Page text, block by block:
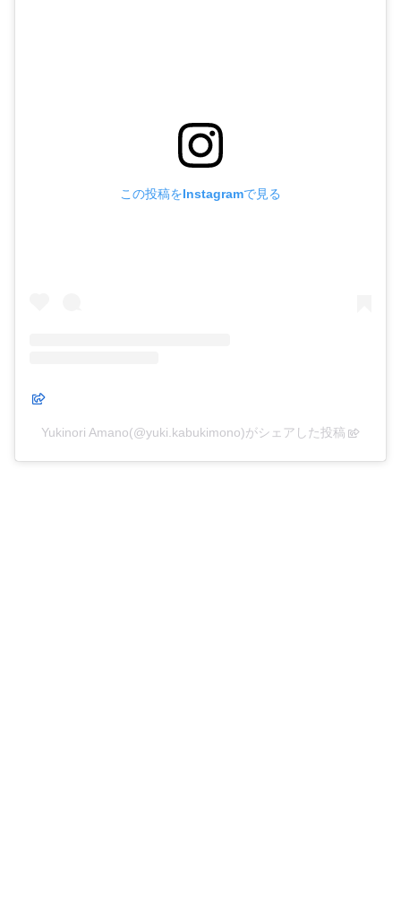
この投稿をInstagramで見る
Yukinori Amano(@yuki.kabukimono)がシェアした投稿